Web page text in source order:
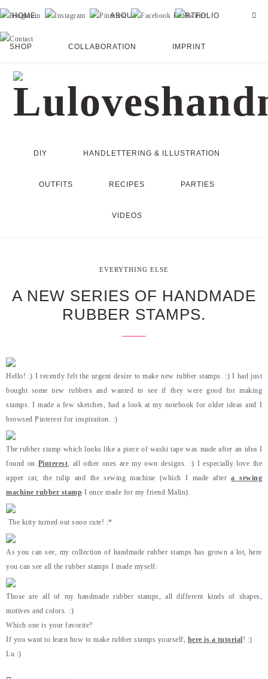
HOME ABOUT PORTFOLIO
SHOP COLLABORATION IMPRINT
DIY HANDLETTERING & ILLUSTRATION
OUTFITS RECIPES PARTIES
VIDEOS
EVERYTHING ELSE
A NEW SERIES OF HANDMADE
RUBBER STAMPS.
Hello! :) I recently felt the urgent desire to make new rubber stamps. :) I had just
bought some new rubbers and wanted to see if they were good for making
stamps. I made a few sketches, had a look at my notebook for older ideas and I
browsed Pinterest for inspiration. :)
The rubber stamp which looks like a piece of washi tape was made after an idea I
found on Pinterest, all other ones are my own designs. :) I especially love the
upper cat, the tulip and the sewing machine (which I made aftera sewing
machine rubber stamp I once made for my friend Malin).
The kitty turned out sooo cute! :*
As you can see, my collection of handmade rubber stamps has grown a lot, here
you can see all the rubber stamps I made myself:
Those are all of my handmade rubber stamps, all different kinds of shapes,
motives and colors. :)
Which one is your favorite?
If you want to learn how to make rubber stamps yourself, here is a tutorial! :)
Lu :)